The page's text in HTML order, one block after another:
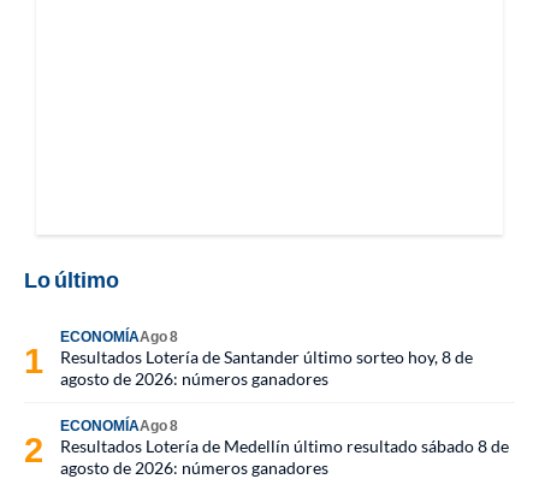
Lo último
ECONOMÍAAgo 8
Resultados Lotería de Santander último sorteo hoy, 8 de
agosto de 2026: números ganadores
ECONOMÍAAgo 8
Resultados Lotería de Medellín último resultado sábado 8 de
agosto de 2026: números ganadores